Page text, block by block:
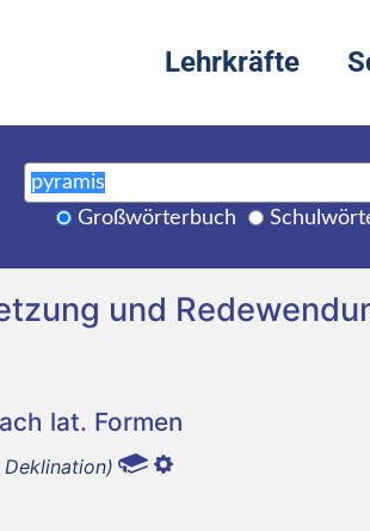
Lehrkräfte
Großwörterbuch
und
lat. Formen